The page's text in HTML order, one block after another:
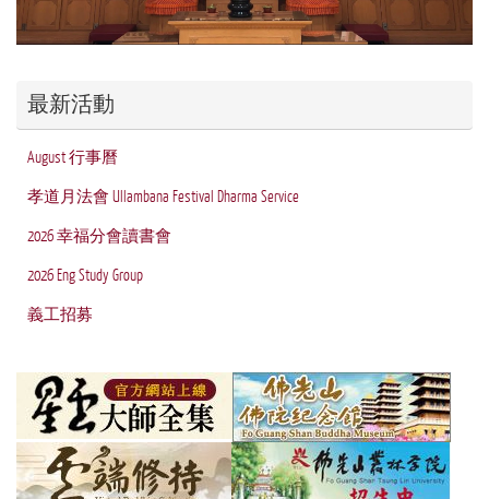
最新活動
August 行事曆
孝道月法會 Ullambana Festival Dharma Service
2026 幸福分會讀書會
2026 Eng Study Group
義工招募